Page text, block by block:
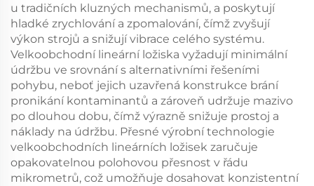
u tradičních kluzných mechanismů, a poskytují
hladké zrychlování a zpomalování, čímž zvyšují
výkon strojů a snižují vibrace celého systému.
Velkoobchodní lineární ložiska vyžadují minimální
údržbu ve srovnání s alternativními řešeními
pohybu, neboť jejich uzavřená konstrukce brání
pronikání kontaminantů a zároveň udržuje mazivo
po dlouhou dobu, čímž výrazně snižuje prostoj a
náklady na údržbu. Přesné výrobní technologie
velkoobchodních lineárních ložisek zaručuje
opakovatelnou polohovou přesnost v řádu
mikrometrů, což umožňuje dosahovat konzistentní